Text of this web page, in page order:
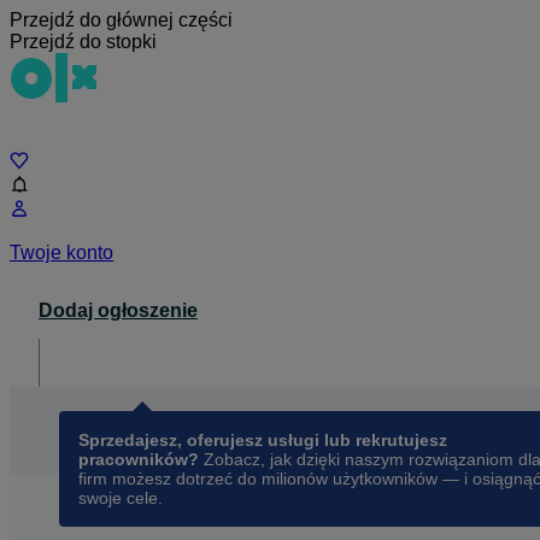
Przejdź do głównej części
Przejdź do stopki
Twoje konto
Dodaj ogłoszenie
Sprzedajesz, oferujesz usługi lub rekrutujesz
pracowników? Zobacz, jak dzięki naszym rozwiązaniom dla
firm możesz dotrzeć do milionów użytkowników — i osiągnąć
swoje cele.